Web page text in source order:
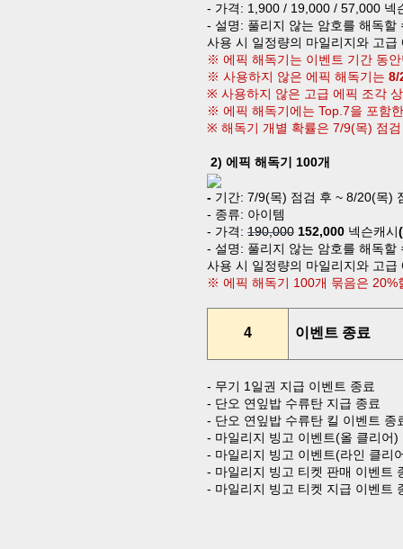
- 가격: 1,900 / 19,000 / 57,000 넥
- 설명: 풀리지 않는 암호를 해독할
사용 시 일정량의 마일리지와 고
※ 에픽 해독기는 이벤트 기간 동
※ 사용하지 않은 에픽 해독기는 8/
※ 사용하지 않은 고급 에픽 조각
※ 에픽 해독기에는 Top.7을 포함한
※ 해독기 개별 확률은 7/9(목) 점
2) 에픽 해독기 100개
- 기간: 7/9(목) 점검 후 ~ 8/20(목)
- 종류: 아이템
- 가격: 190,000 152,000 넥슨캐시
- 설명: 풀리지 않는 암호를 해독할
사용 시 일정량의 마일리지와 고
※ 에픽 해독기 100개 묶음은 20%
4 이벤트 종료
- 무기 1 일권 지급 이벤트 종료
- 단오 연잎밥 수류탄 지급 종료
- 단오 연잎밥 수류탄 킬 이벤트 종
- 마일리지 빙고 이벤트(올 클리어)
- 마일리지 빙고 이벤트(라인 클리
- 마일리지 빙고 티켓 판매 이벤트
- 마일리지 빙고 티켓 지급 이벤트